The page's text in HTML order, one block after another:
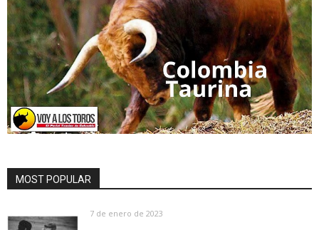
MOST POPULAR
7 de enero de 2023